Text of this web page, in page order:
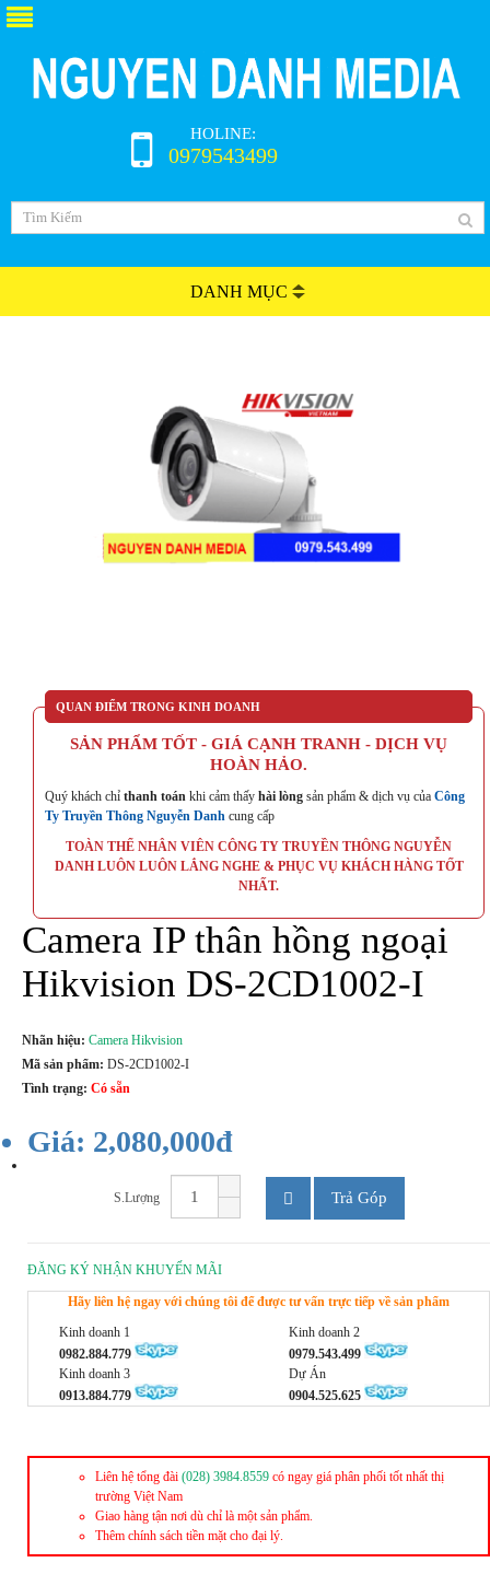
HOLINE:
0979543499
DANH MỤC
QUAN ĐIỂM TRONG KINH DOANH
SẢN PHẨM TỐT - GIÁ CẠNH TRANH - DỊCH VỤ
HOÀN HẢO.
Quý khách chỉ thanh toán khi cảm thấy hài lòng sản phẩm & dịch vụ của Công
Ty Truyền Thông Nguyễn Danh cung cấp
TOÀN THỂ NHÂN VIÊN CÔNG TY TRUYỀN THÔNG NGUYỄN
DANH LUÔN LUÔN LẮNG NGHE & PHỤC VỤ KHÁCH HÀNG TỐT
NHẤT.
Camera IP thân hồng ngoại
Hikvision DS-2CD1002-I
Nhãn hiệu: Camera Hikvision
Mã sản phẩm: DS-2CD1002-I
Tình trạng: Có sẵn
Giá: 2,080,000đ
S.Lượng Trả Góp
ĐĂNG KÝ NHẬN KHUYẾN MÃI
Hãy liên hệ ngay với chúng tôi để được tư vấn trực tiếp về sản phẩm
Kinh doanh 1
0982.884.779
Kinh doanh 2
0979.543.499
Kinh doanh 3
0913.884.779
Dự Án
0904.525.625
Liên hệ tổng đài (028) 3984.8559 có ngay giá phân phối tốt nhất thị
trường Việt Nam
Giao hàng tận nơi dù chỉ là một sản phẩm.
Thêm chính sách tiền mặt cho đại lý.